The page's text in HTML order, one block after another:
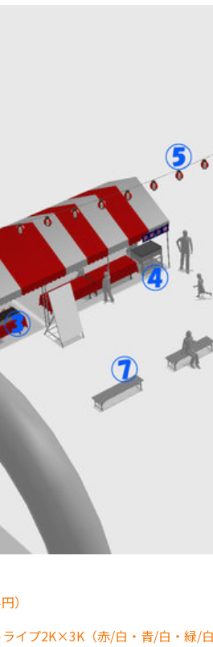
）
イプ2K×3K（赤/白・青/白・緑/